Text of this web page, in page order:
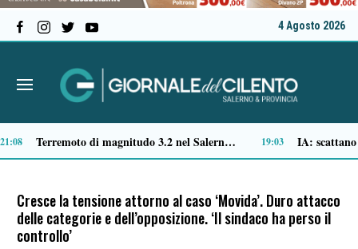
4 Agosto 2026
16:07 Aldo Olivieri su Forbes: il racconto del Cilento che dai social arriva all’impresa 16:02
Cresce la tensione attorno al caso ‘Movida’. Duro attacco
delle categorie e dell’opposizione. ‘Il sindaco ha perso il
controllo’